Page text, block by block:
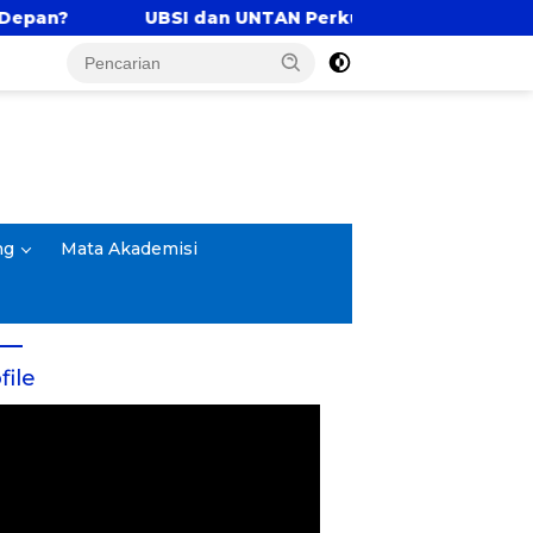
dan UNTAN Perkuat Tri Dharma Lewat Kolaborasi
Mata Akademisi